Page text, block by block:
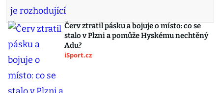
Červ ztratil pásku a bojuje o místo: co se
stalo v Plzni a pomůže Hyskému nechtěný
Adu?
iSport.cz